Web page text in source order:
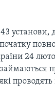
установи,
24
займаються
проводять